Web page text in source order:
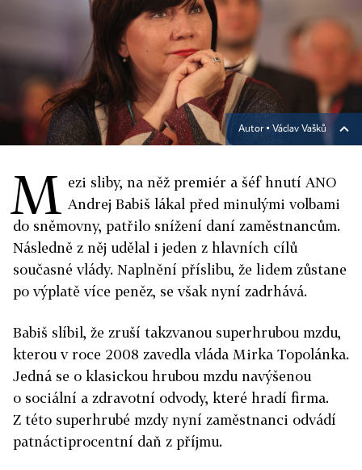
Autor ▪ Václav Vašků
M ezi sliby, na něž premiér a šéf hnutí ANO
Andrej Babiš lákal před minulými volbami
do sněmovny, patřilo snížení daní zaměstnancům.
Následně z něj udělal i jeden z hlavních cílů
současné vlády. Naplnění příslibu, že lidem zůstane
po výplatě více peněz, se však nyní zadrhává.
Babiš slíbil, že zruší takzvanou superhrubou mzdu,
kterou v roce 2008 zavedla vláda Mirka Topolánka.
Jedná se o klasickou hrubou mzdu navýšenou
o sociální a zdravotní odvody, které hradí firma.
Z této superhrubé mzdy nyní zaměstnanci odvádí
patnáctiprocentní daň z příjmu.